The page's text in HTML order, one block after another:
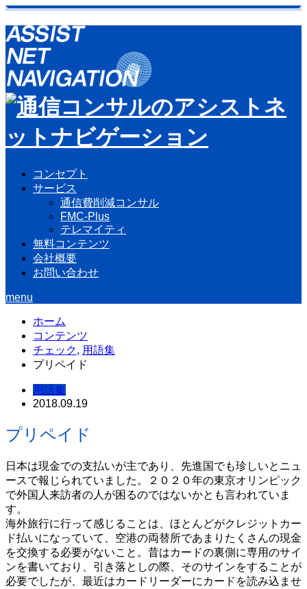
コンセプト
サービス
通信費削減コンサル
FMC-Plus
テレマイティ
無料コンテンツ
会社概要
お問い合わせ
menu
ホーム
コンテンツ
チェック, 用語集
プリペイド
用語集
2018.09.19
プリペイド
日本は現金での支払いが主であり、先進国でも珍しいとニュ
ースで報じられていました。２０２０年の東京オリンピック
で外国人来訪者の人が困るのではないかとも言われていま
す。
海外旅行に行って感じることは、ほとんどがクレジットカー
ド払いになっていて、空港の両替所であまりたくさんの現金
を交換する必要がないこと。昔はカードの裏側に専用のサイ
ンを書いており、引き落としの際、そのサインをすることが
必要でしたが、最近はカードリーダーにカードを読み込ませ